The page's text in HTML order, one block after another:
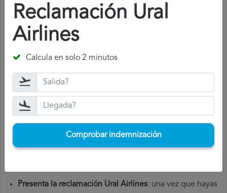
¿Cómo presentar una reclamación
Ural Airlines?
Para presentar una reclamación Ural Airlines, debes seguir
los siguientes pasos:
Reúne toda la documentación necesaria: para presentar
una reclamación Ural Airlines, necesitarás el número de
tu vuelo, la fecha de salida, el aeropuerto de origen y el
aeropuerto de destino. También es recomendable que
guardes todos los documentos relacionados con el
vuelo, como la tarjeta de embarque, el billete y los
recibos de gastos adicionales que hayas tenido que
Presenta la reclamación Ural Airlines: una vez que hayas
Reclamación Ural
Airlines
Calcula en solo 2 minutos
Comprobar indemnización